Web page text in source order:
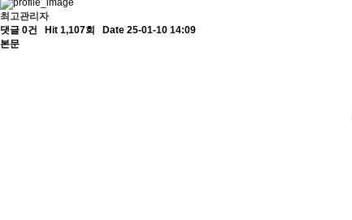
최고관리자
댓글 0건
Hit 1,107회
Date 25-01-10 14:09
본문